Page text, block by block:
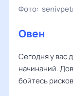
Фото:
Овен
Сегодня у вас
начинаний.
бойтесь